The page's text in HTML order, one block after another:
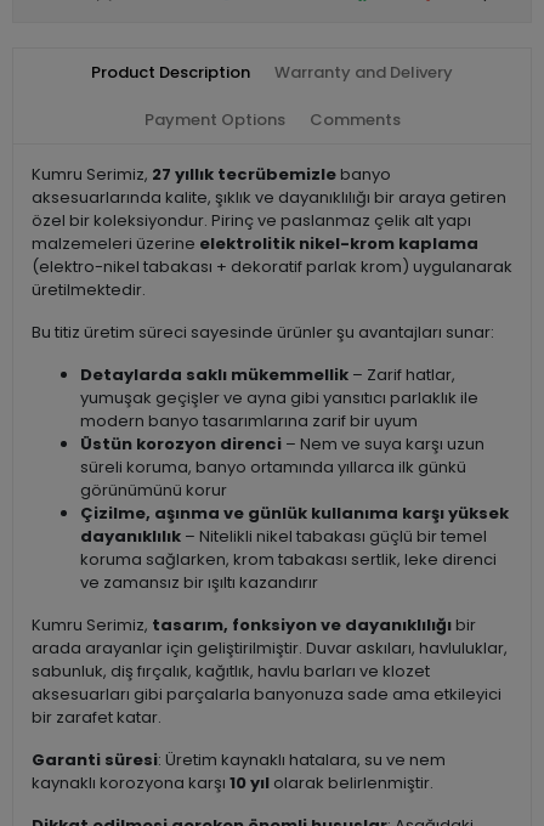
Product Description Warranty and Delivery
Payment Options Comments
Kumru Serimiz, 27 yıllık tecrübemizle banyo
aksesuarlarında kalite, şıklık ve dayanıklılığı bir araya getiren
özel bir koleksiyondur. Pirinç ve paslanmaz çelik alt yapı
malzemeleri üzerine elektrolitik nikel-krom kaplama
(elektro-nikel tabakası + dekoratif parlak krom) uygulanarak
üretilmektedir.
Bu titiz üretim süreci sayesinde ürünler şu avantajları sunar:
Detaylarda saklı mükemmellik – Zarif hatlar,
yumuşak geçişler ve ayna gibi yansıtıcı parlaklık ile
modern banyo tasarımlarına zarif bir uyum
Üstün korozyon direnci – Nem ve suya karşı uzun
süreli koruma, banyo ortamında yıllarca ilk günkü
görünümünü korur
Çizilme, aşınma ve günlük kullanıma karşı yüksek
dayanıklılık – Nitelikli nikel tabakası güçlü bir temel
koruma sağlarken, krom tabakası sertlik, leke direnci
ve zamansız bir ışıltı kazandırır
Kumru Serimiz, tasarım, fonksiyon ve dayanıklılığı bir
arada arayanlar için geliştirilmiştir. Duvar askıları, havluluklar,
sabunluk, diş fırçalık, kağıtlık, havlu barları ve klozet
aksesuarları gibi parçalarla banyonuza sade ama etkileyici
bir zarafet katar.
Garanti süresi: Üretim kaynaklı hatalara, su ve nem
kaynaklı korozyona karşı 10 yıl olarak belirlenmiştir.